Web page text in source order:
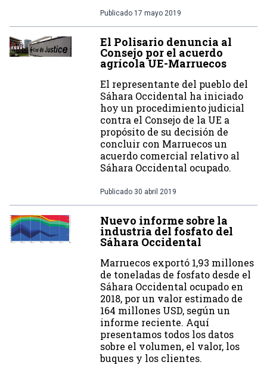
Publicado 17 mayo 2019
El Polisario denuncia al
Consejo por el acuerdo
agrícola UE-Marruecos
El representante del pueblo del
Sáhara Occidental ha iniciado
hoy un procedimiento judicial
contra el Consejo de la UE a
propósito de su decisión de
concluir con Marruecos un
acuerdo comercial relativo al
Sáhara Occidental ocupado.
Publicado 30 abril 2019
Nuevo informe sobre la
industria del fosfato del
Sáhara Occidental
Marruecos exportó 1,93 millones
de toneladas de fosfato desde el
Sáhara Occidental ocupado en
2018, por un valor estimado de
164 millones USD, según un
informe reciente. Aquí
presentamos todos los datos
sobre el volumen, el valor, los
buques y los clientes.